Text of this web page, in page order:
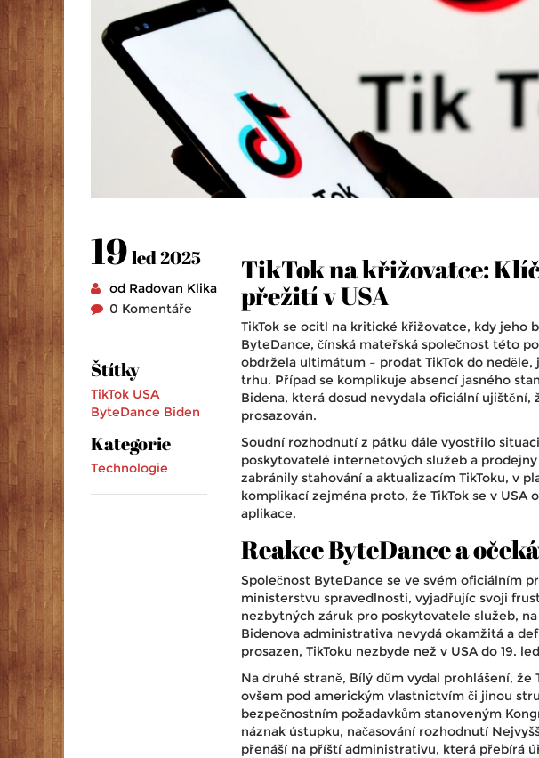
19led 2025
od Radovan Klika
0 Komentáře
Štítky
TikTok USA
ByteDance Biden
Kategorie
Technologie
TikTok na křižovatce:
přežití v USA
TikTok se ocitl na kritické křižovatce, kdy jeho
ByteDance, čínská mateřská společnost této
obdržela ultimátum – prodat TikTok do
trhu. Případ se komplikuje absencí jasného
Bidena, která dosud nevydala oficiální ujištění,
prosazován.
Soudní rozhodnutí z pátku dále vyostřilo
poskytovatelé internetových služeb a
zabránily stahování a aktualizacím TikToku, v
komplikací zejména proto, že TikTok se v
aplikace.
Reakce ByteDance a
Společnost ByteDance se ve svém oficiálním
ministerstvu spravedlnosti, vyjadřujíc svoji
nezbytných záruk pro poskytovatele služeb,
Bidenova administrativa nevydá okamžitá a
prosazen, TikToku nezbyde než v USA do 19.
Na druhé straně, Bílý dům vydal prohlášení,
ovšem pod americkým vlastnictvím či jinou
bezpečnostním požadavkům stanoveným
náznak ústupku, načasování rozhodnutí
přenáší na příští administrativu, která přebírá